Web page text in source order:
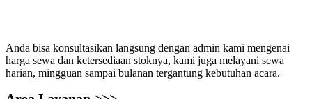
Anda bisa konsultasikan langsung dengan admin kami mengenai
harga sewa dan ketersediaan stoknya, kami juga melayani sewa
harian, mingguan sampai bulanan tergantung kebutuhan acara.